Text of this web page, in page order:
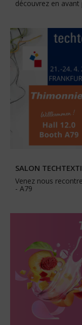
découvrez en avant
SALON
Venez nous
- A79